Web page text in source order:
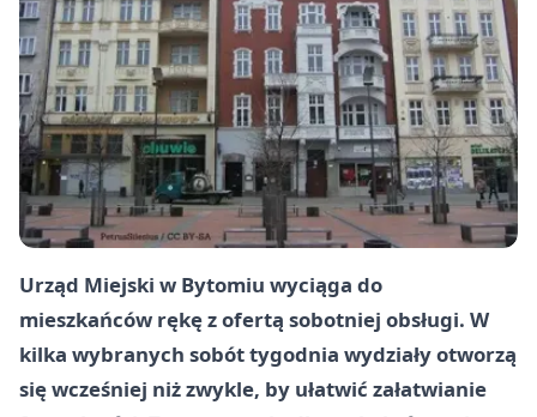
Urząd Miejski w Bytomiu wyciąga do
mieszkańców rękę z ofertą sobotniej obsługi. W
kilka wybranych sobót tygodnia wydziały otworzą
się wcześniej niż zwykle, by ułatwić załatwianie